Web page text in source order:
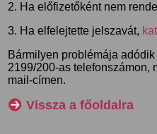
2. Ha előfizetőként nem
3. Ha elfelejtette jelszavát,
Bármilyen problémája
2199/200-as telefonszámon,
mail-címen.
Vissza a főoldalra